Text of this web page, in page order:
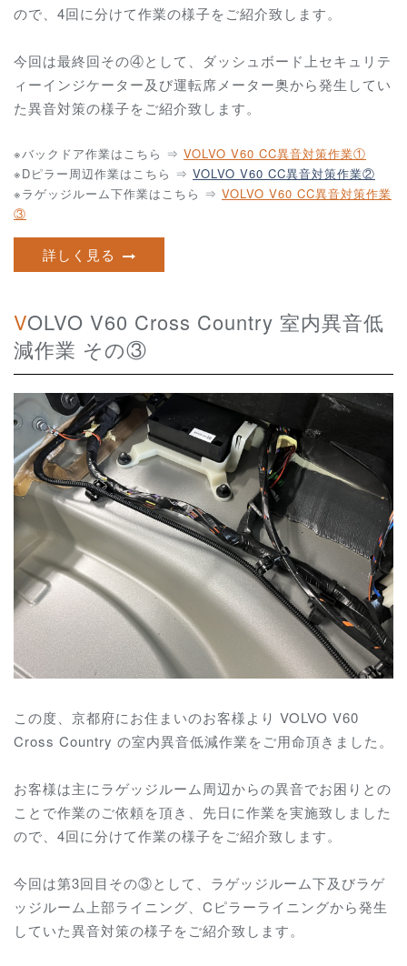
ので、4回に分けて作業の様子をご紹介致します。
今回は最終回その④として、ダッシュボード上セキュリテ
ィーインジケーター及び運転席メーター奥から発生してい
た異音対策の様子をご紹介致します。
※バックドア作業はこちら ⇒ VOLVO V60 CC異音対策作業①
※Dピラー周辺作業はこちら ⇒ VOLVO V60 CC異音対策作業②
※ラゲッジルーム下作業はこちら ⇒ VOLVO V60 CC異音対策作業
③
詳しく見る
VOLVO V60 Cross Country 室内異音低
減作業 その③
この度、京都府にお住まいのお客様より VOLVO V60
Cross Country の室内異音低減作業をご用命頂きました。
お客様は主にラゲッジルーム周辺からの異音でお困りとの
ことで作業のご依頼を頂き、先日に作業を実施致しました
ので、4回に分けて作業の様子をご紹介致します。
今回は第3回目その③として、ラゲッジルーム下及びラゲ
ッジルーム上部ライニング、Cピラーライニングから発生
していた異音対策の様子をご紹介致します。